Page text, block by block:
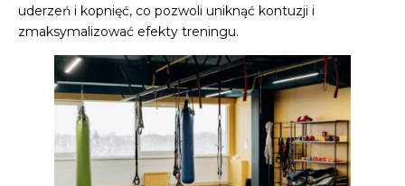
uderzeń i kopnięć, co pozwoli uniknąć kontuzji i
zmaksymalizować efekty treningu.